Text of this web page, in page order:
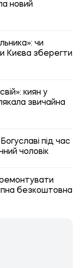
новий
чи
Києва зберегти
киян у
звичайна
під час
чоловік
безкоштовна